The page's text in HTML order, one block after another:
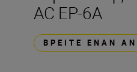
AC EP-6A
ΒΡΕΊΤΕ ΈΝΑΝ